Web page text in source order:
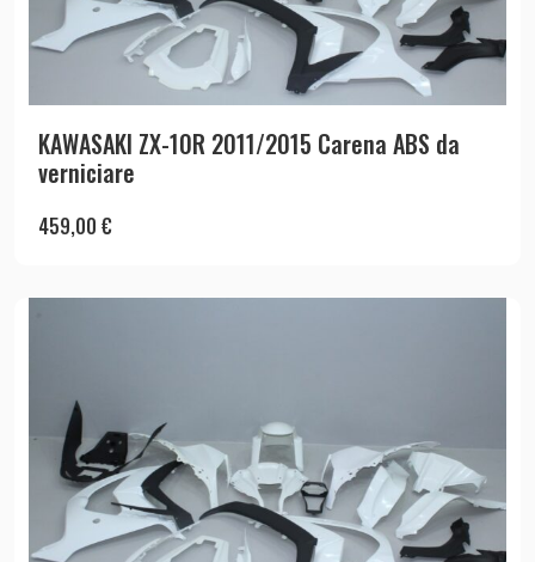
KAWASAKI ZX-10R 2011/2015 Carena ABS da
verniciare
459,00 €